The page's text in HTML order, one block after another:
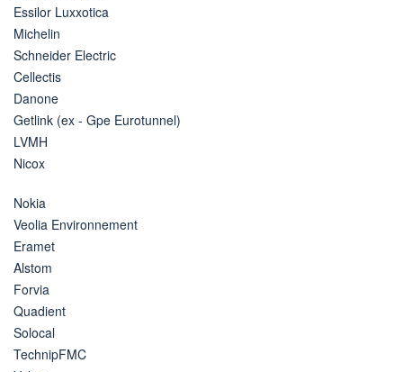
Essilor Luxxotica
Michelin
Schneider Electric
Cellectis
Danone
Getlink (ex - Gpe Eurotunnel)
LVMH
Nicox
Nokia
Veolia Environnement
Eramet
Alstom
Forvia
Quadient
Solocal
TechnipFMC